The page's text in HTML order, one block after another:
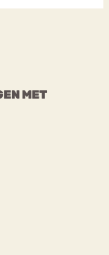
MET